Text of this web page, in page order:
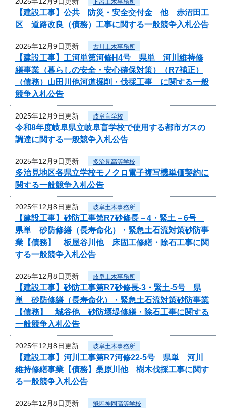
下呂土木事務所
【建設工事】公共 防災・安全交付金 他 赤沼田工
区 道路改良（債務）工事に関する一般競争入札公告
2025年12月9日更新 古川土木事務所
【建設工事】工河単第河修H4号 県単 河川維持修
繕事業（暮らしの安全・安心確保対策）（R7補正）
（債務）山田川他河道掘削・伐採工事 に関する一般
競争入札公告
2025年12月9日更新 岐阜盲学校
令和8年度岐阜県立岐阜盲学校で使用する都市ガスの
調達に関する一般競争入札公告
2025年12月9日更新 多治見高等学校
多治見地区各県立学校モノクロ電子複写機単価契約に
関する一般競争入札公告
2025年12月8日更新 岐阜土木事務所
【建設工事】砂防工事第R7砂修長－4・緊土－6号
県単 砂防修繕（長寿命化）・緊急土石流対策砂防事
業【債務】 板屋谷川他 床固工修繕・除石工事に関
する一般競争入札公告
2025年12月8日更新 岐阜土木事務所
【建設工事】砂防工事第R7砂修長-3・緊土-5号 県
単 砂防修繕（長寿命化）・緊急土石流対策砂防事業
【債務】 城谷他 砂防堰堤修繕・除石工事に関する
一般競争入札公告
2025年12月8日更新 岐阜土木事務所
【建設工事】河川工事第R7河修22-5号 県単 河川
維持修繕事業【債務】桑原川他 樹木伐採工事に関す
る一般競争入札公告
2025年12月8日更新 飛騨神岡高等学校